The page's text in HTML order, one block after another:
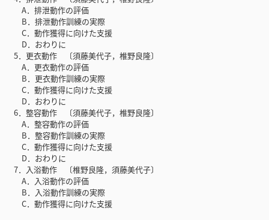
A．排泄動作の評価
B．排泄動作訓練の実際
C．動作獲得に向けた支援
D．おわりに
5．更衣動作 〔須藤美代子，椎野良隆〕
A．更衣動作の評価
B．更衣動作訓練の実際
C．動作獲得に向けた支援
D．おわりに
6．整容動作 〔須藤美代子，椎野良隆〕
A．整容動作の評価
B．整容動作訓練の実際
C．動作獲得に向けた支援
D．おわりに
7．入浴動作 〔椎野良隆，須藤美代子〕
A．入浴動作の評価
B．入浴動作訓練の実際
C．動作獲得に向けた支援